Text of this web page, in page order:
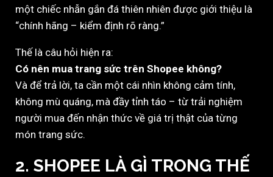
một chiếc nhẫn gắn đá thiên nhiên được giới thiệu là
“chính hãng – kiểm định rõ ràng.”
Thế là câu hỏi hiện ra:
Có nên mua trang sức trên Shopee không?
Và để trả lời, ta cần một cái nhìn không cảm tính,
không mù quáng, mà đầy tỉnh táo – từ trải nghiệm
người mua đến nhận thức về giá trị thật của từng
món trang sức.
2. SHOPEE LÀ GÌ TRONG THẾ